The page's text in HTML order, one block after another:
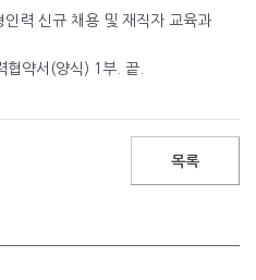
력 신규 채용 및 재직자 교육과
서(양식) 1부. 끝.
목록